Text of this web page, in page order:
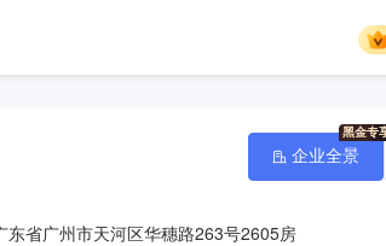
东省广州市天河区华穗路263号2605房
企业全景